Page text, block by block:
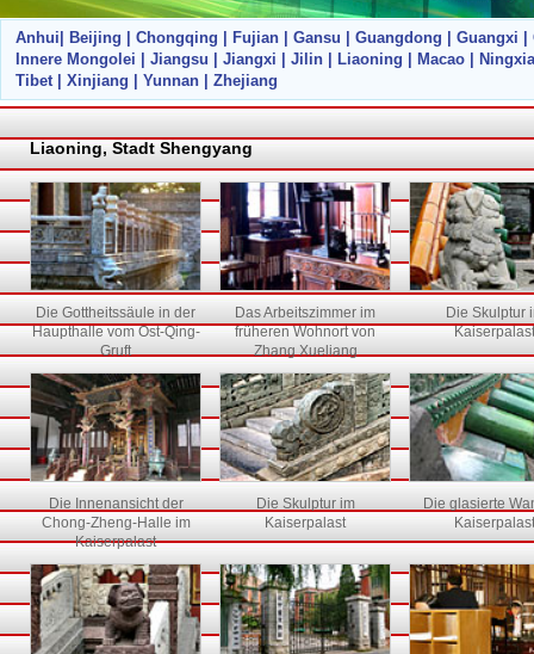
Anhui| Beijing | Chongqing | Fujian | Gansu | Guangdong | Guangxi |
Innere Mongolei | Jiangsu | Jiangxi | Jilin | Liaoning | Macao | Ningxia
Tibet | Xinjiang | Yunnan | Zhejiang
Liaoning, Stadt Shengyang
Die Gottheitssäule in der
Haupthalle vom Ost-Qing-
Gruft
Das Arbeitszimmer im
früheren Wohnort von
Zhang Xueliang
Die Skulptur
Kaiserpalast
Die Innenansicht der
Chong-Zheng-Halle im
Kaiserpalast
Die Skulptur im
Kaiserpalast
Die glasierte
Kaiserpalast